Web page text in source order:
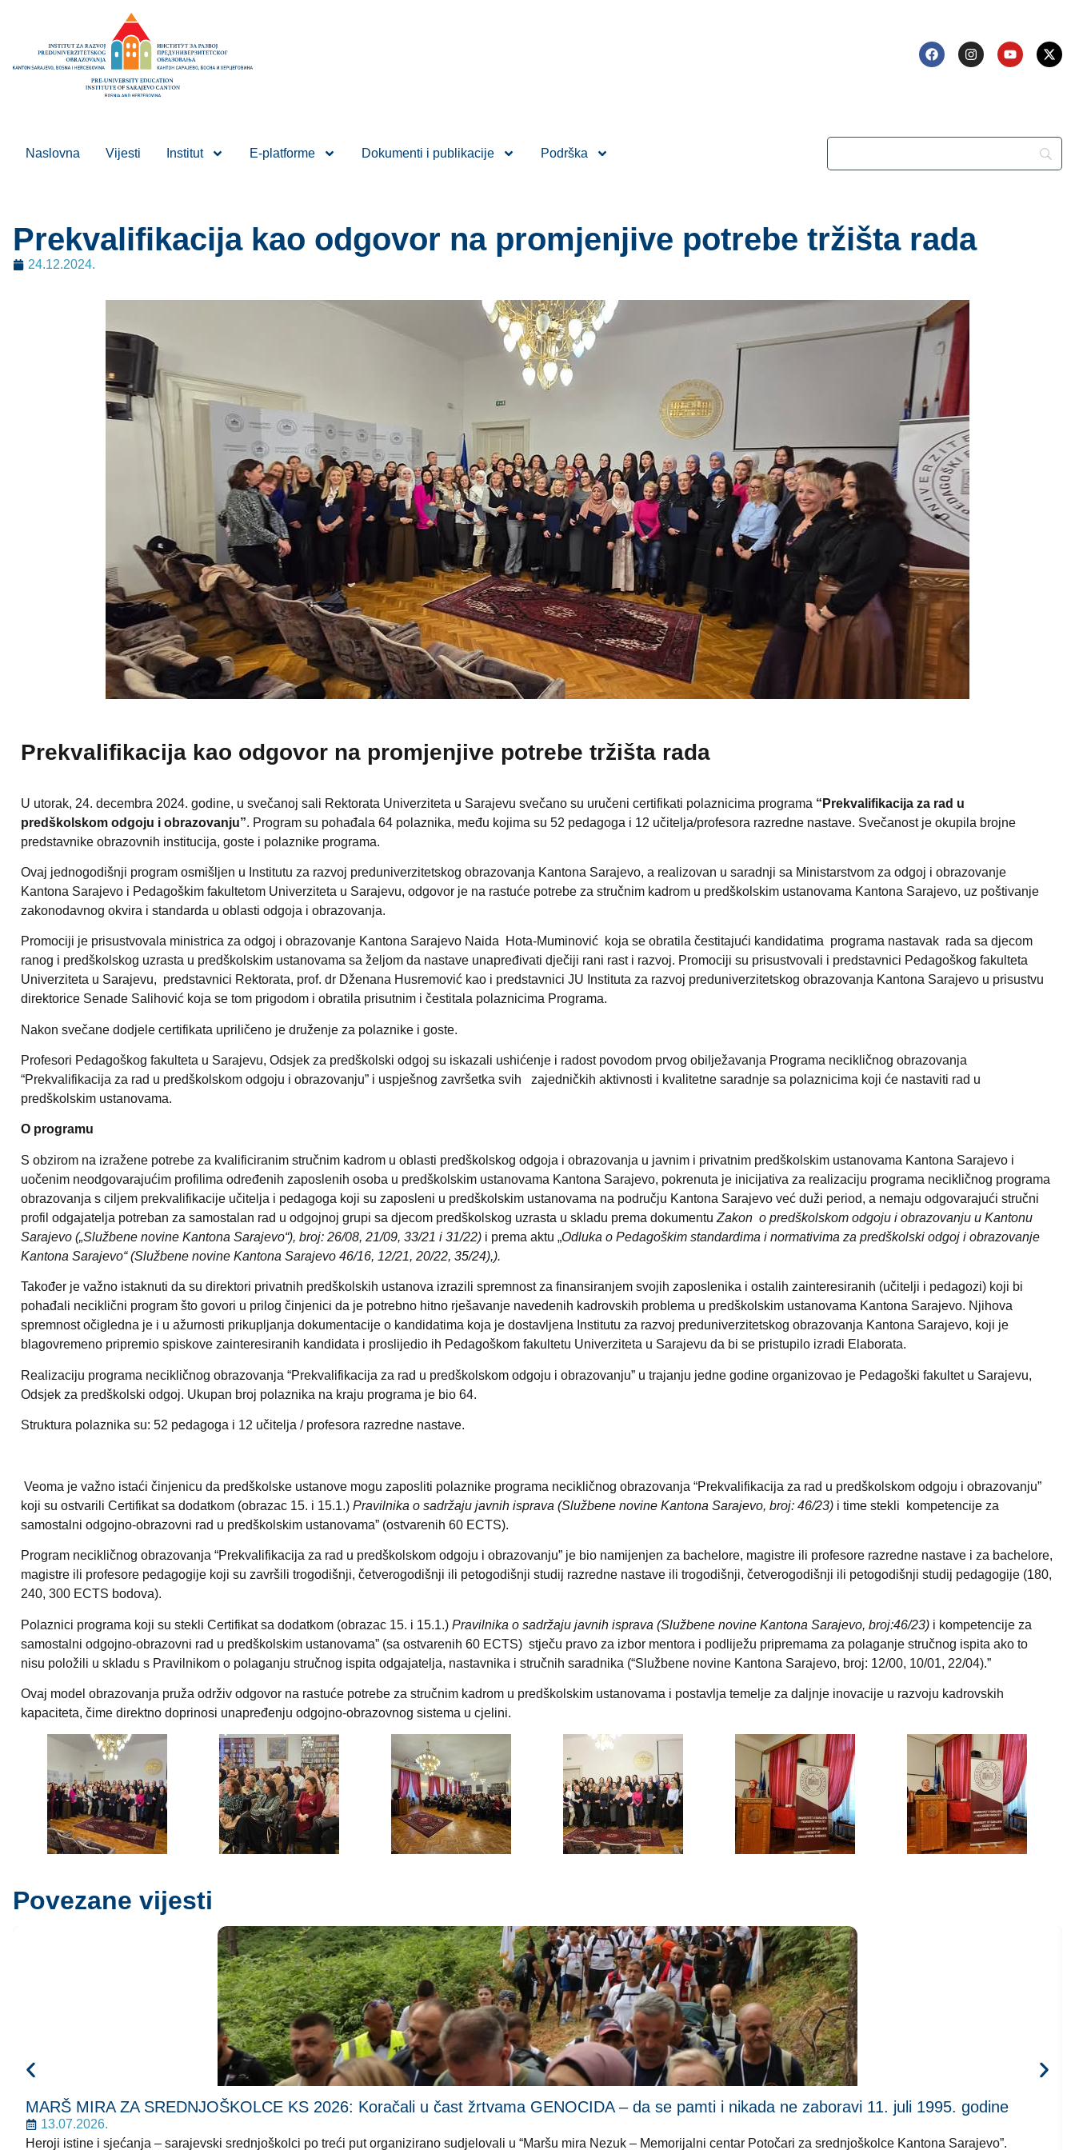
Naslovna Vijesti Institut E-platforme Dokumenti i publikacije Podrška
Prekvalifikacija kao odgovor na promjenjive potrebe tržišta rada
24.12.2024.
Prekvalifikacija kao odgovor na promjenjive potrebe tržišta rada
U utorak, 24. decembra 2024. godine, u svečanoj sali Rektorata Univerziteta u Sarajevu svečano su uručeni certifikati polaznicima programa “Prekvalifikacija za rad u
predškolskom odgoju i obrazovanju”. Program su pohađala 64 polaznika, među kojima su 52 pedagoga i 12 učitelja/profesora razredne nastave. Svečanost je okupila brojne
predstavnike obrazovnih institucija, goste i polaznike programa.
Ovaj jednogodišnji program osmišljen u Institutu za razvoj preduniverzitetskog obrazovanja Kantona Sarajevo, a realizovan u saradnji sa Ministarstvom za odgoj i obrazovanje
Kantona Sarajevo i Pedagoškim fakultetom Univerziteta u Sarajevu, odgovor je na rastuće potrebe za stručnim kadrom u predškolskim ustanovama Kantona Sarajevo, uz poštivanje
zakonodavnog okvira i standarda u oblasti odgoja i obrazovanja.
Promociji je prisustvovala ministrica za odgoj i obrazovanje Kantona Sarajevo Naida Hota-Muminović koja se obratila čestitajući kandidatima programa nastavak rada sa djecom
ranog i predškolskog uzrasta u predškolskim ustanovama sa željom da nastave unapređivati dječiji rani rast i razvoj. Promociji su prisustvovali i predstavnici Pedagoškog fakulteta
Univerziteta u Sarajevu, predstavnici Rektorata, prof. dr Dženana Husremović kao i predstavnici JU Instituta za razvoj preduniverzitetskog obrazovanja Kantona Sarajevo u prisustvu
direktorice Senade Salihović koja se tom prigodom i obratila prisutnim i čestitala polaznicima Programa.
Nakon svečane dodjele certifikata upriličeno je druženje za polaznike i goste.
Profesori Pedagoškog fakulteta u Sarajevu, Odsjek za predškolski odgoj su iskazali ushićenje i radost povodom prvog obilježavanja Programa necikličnog obrazovanja
“Prekvalifikacija za rad u predškolskom odgoju i obrazovanju” i uspješnog završetka svih zajedničkih aktivnosti i kvalitetne saradnje sa polaznicima koji će nastaviti rad u
predškolskim ustanovama.
O programu
S obzirom na izražene potrebe za kvalificiranim stručnim kadrom u oblasti predškolskog odgoja i obrazovanja u javnim i privatnim predškolskim ustanovama Kantona Sarajevo i
uočenim neodgovarajućim profilima određenih zaposlenih osoba u predškolskim ustanovama Kantona Sarajevo, pokrenuta je inicijativa za realizaciju programa necikličnog programa
obrazovanja s ciljem prekvalifikacije učitelja i pedagoga koji su zaposleni u predškolskim ustanovama na području Kantona Sarajevo već duži period, a nemaju odgovarajući stručni
profil odgajatelja potreban za samostalan rad u odgojnoj grupi sa djecom predškolskog uzrasta u skladu prema dokumentu Zakon o predškolskom odgoju i obrazovanju u Kantonu
Sarajevo („Službene novine Kantona Sarajevo“), broj: 26/08, 21/09, 33/21 i 31/22) i prema aktu „Odluka o Pedagoškim standardima i normativima za predškolski odgoj i obrazovanje
Kantona Sarajevo“ (Službene novine Kantona Sarajevo 46/16, 12/21, 20/22, 35/24),).
Također je važno istaknuti da su direktori privatnih predškolskih ustanova izrazili spremnost za finansiranjem svojih zaposlenika i ostalih zainteresiranih (učitelji i pedagozi) koji bi
pohađali neciklični program što govori u prilog činjenici da je potrebno hitno rješavanje navedenih kadrovskih problema u predškolskim ustanovama Kantona Sarajevo. Njihova
spremnost očigledna je i u ažurnosti prikupljanja dokumentacije o kandidatima koja je dostavljena Institutu za razvoj preduniverzitetskog obrazovanja Kantona Sarajevo, koji je
blagovremeno pripremio spiskove zainteresiranih kandidata i proslijedio ih Pedagoškom fakultetu Univerziteta u Sarajevu da bi se pristupilo izradi Elaborata.
Realizaciju programa necikličnog obrazovanja “Prekvalifikacija za rad u predškolskom odgoju i obrazovanju” u trajanju jedne godine organizovao je Pedagoški fakultet u Sarajevu,
Odsjek za predškolski odgoj. Ukupan broj polaznika na kraju programa je bio 64.
Struktura polaznika su: 52 pedagoga i 12 učitelja / profesora razredne nastave.
Veoma je važno istaći činjenicu da predškolske ustanove mogu zaposliti polaznike programa necikličnog obrazovanja “Prekvalifikacija za rad u predškolskom odgoju i obrazovanju”
koji su ostvarili Certifikat sa dodatkom (obrazac 15. i 15.1.) Pravilnika o sadržaju javnih isprava (Službene novine Kantona Sarajevo, broj: 46/23) i time stekli kompetencije za
samostalni odgojno-obrazovni rad u predškolskim ustanovama” (ostvarenih 60 ECTS).
Program necikličnog obrazovanja “Prekvalifikacija za rad u predškolskom odgoju i obrazovanju” je bio namijenjen za bachelore, magistre ili profesore razredne nastave i za bachelore,
magistre ili profesore pedagogije koji su završili trogodišnji, četverogodišnji ili petogodišnji studij razredne nastave ili trogodišnji, četverogodišnji ili petogodišnji studij pedagogije (180,
240, 300 ECTS bodova).
Polaznici programa koji su stekli Certifikat sa dodatkom (obrazac 15. i 15.1.) Pravilnika o sadržaju javnih isprava (Službene novine Kantona Sarajevo, broj:46/23) i kompetencije za
samostalni odgojno-obrazovni rad u predškolskim ustanovama” (sa ostvarenih 60 ECTS) stječu pravo za izbor mentora i podliježu pripremama za polaganje stručnog ispita ako to
nisu položili u skladu s Pravilnikom o polaganju stručnog ispita odgajatelja, nastavnika i stručnih saradnika (“Službene novine Kantona Sarajevo, broj: 12/00, 10/01, 22/04).”
Ovaj model obrazovanja pruža održiv odgovor na rastuće potrebe za stručnim kadrom u predškolskim ustanovama i postavlja temelje za daljnje inovacije u razvoju kadrovskih
kapaciteta, čime direktno doprinosi unapređenju odgojno-obrazovnog sistema u cjelini.
Povezane vijesti
MARŠ MIRA ZA SREDNJOŠKOLCE KS 2026: Koračali u čast žrtvama GENOCIDA – da se pamti i nikada ne zaboravi 11. juli 1995. godine
13.07.2026.
Heroji istine i sjećanja – sarajevski srednjoškolci po treći put organizirano sudjelovali u “Maršu mira Nezuk – Memorijalni centar Potočari za srednjoškolce Kantona Sarajevo”.